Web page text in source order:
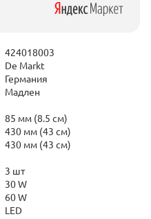
424018003
De Markt
Германия
Мадлен
85 мм (8.5 см)
430 мм (43 см)
430 мм (43 см)
3 шт
30 W
60 W
LED